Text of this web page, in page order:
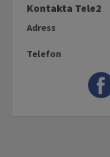
Kontakta Tele2
Adress
Telefon